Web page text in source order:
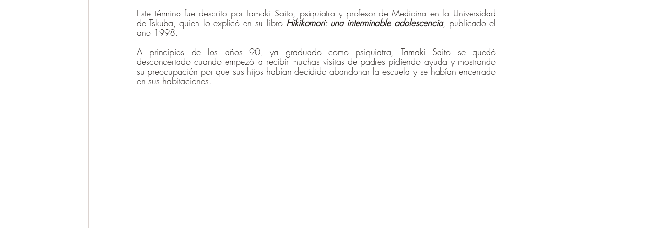
Este término fue descrito por Tamaki Saito, psiquiatra y profesor de Medicina en la Universidad
de Tskuba, quien lo explicó en su libro Hikikomori: una interminable adolescencia, publicado el
año 1998.
A principios de los años 90, ya graduado como psiquiatra, Tamaki Saito se quedó
desconcertado cuando empezó a recibir muchas visitas de padres pidiendo ayuda y mostrando
su preocupación por que sus hijos habían decidido abandonar la escuela y se habían encerrado
en sus habitaciones.